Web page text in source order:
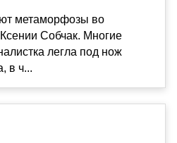
метаморфозы во
Собчак. Многие
легла под нож
в ч...